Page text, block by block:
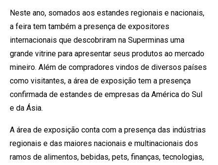
Neste ano, somados aos estandes regionais e nacionais,
a feira tem também a presença de expositores
internacionais que descobriram na Superminas uma
grande vitrine para apresentar seus produtos ao mercado
mineiro. Além de compradores vindos de diversos países
como visitantes, a área de exposição tem a presença
confirmada de estandes de empresas da América do Sul
e da Ásia.
A área de exposição conta com a presença das indústrias
regionais e das maiores nacionais e multinacionais dos
ramos de alimentos, bebidas, pets, finanças, tecnologias,